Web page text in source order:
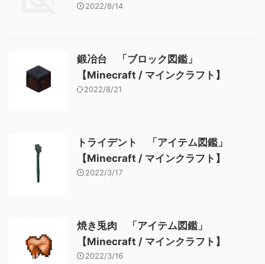
2022/8/14
鍛冶台 「ブロック図鑑」
【Minecraft / マインクラフト】
2022/8/21
トライデント 「アイテム図鑑」
【Minecraft / マインクラフト】
2022/3/17
焼き兎肉 「アイテム図鑑」
【Minecraft / マインクラフト】
2022/3/16